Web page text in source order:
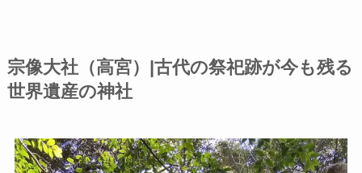
宗像大社（高宮）|古代の祭祀跡が今も残る
世界遺産の神社